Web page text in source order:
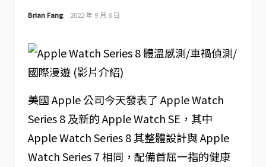
Brian Fang 2022 年 9 月 8 日
美國 Apple 公司今天發表了 Apple Watch
Series 8 及新的 Apple Watch SE，其中
Apple Watch Series 8 其整體設計與 Apple
Watch Series 7 相同，配備首屈一指的健康